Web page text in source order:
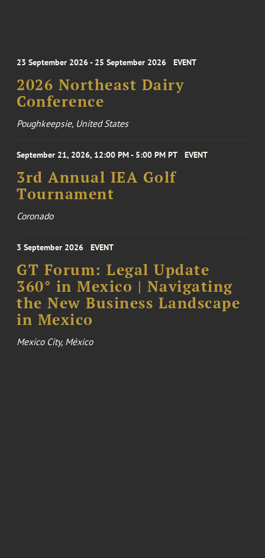
23 September 2026 - 25 September 2026 EVENT
2026 Northeast Dairy
Conference
Poughkeepsie, United States
September 21, 2026, 12:00 PM - 5:00 PM PT EVENT
3rd Annual IEA Golf
Tournament
Coronado
3 September 2026 EVENT
GT Forum: Legal Update
360° in Mexico | Navigating
the New Business Landscape
in Mexico
Mexico City, México